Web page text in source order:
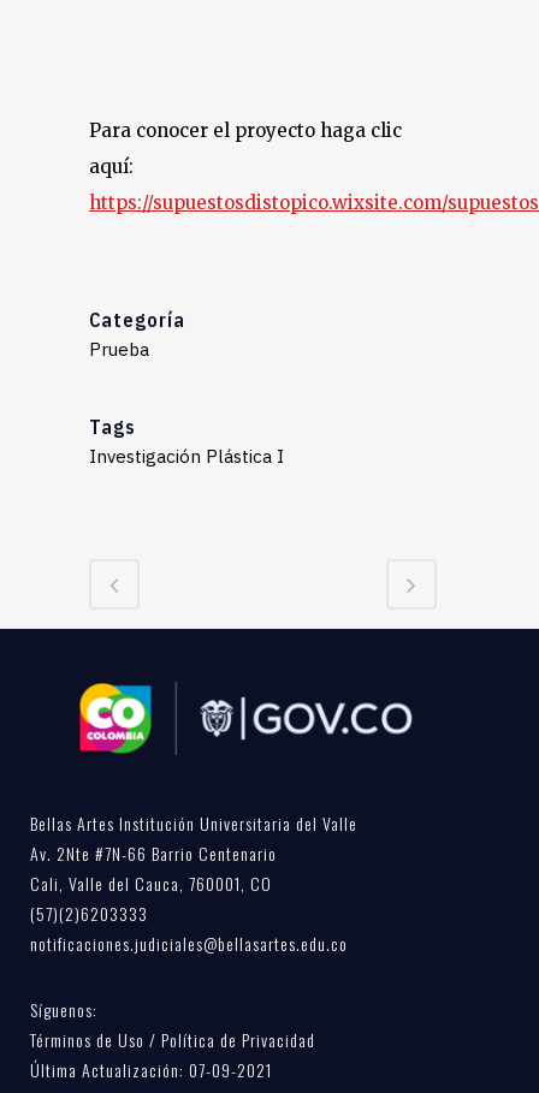
Para conocer el proyecto haga clic
aquí:
https://supuestosdistopico.wixsite.com/
Categoría
Prueba
Tags
Investigación Plástica I
Bellas Artes Institución Universitaria del Valle
Av. 2Nte #7N-66 Barrio Centenario
Cali, Valle del Cauca, 760001, CO
(57)(2)6203333
notificaciones.judiciales@bellasartes.edu.co
Síguenos:
Términos de Uso / Política de Privacidad
Última Actualización: 07-09-2021